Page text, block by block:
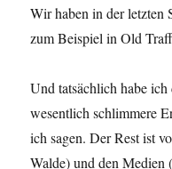
Wir haben in der letzten
zum Beispiel in Old
Und tatsächlich habe
wesentlich schlimmere
ich sagen. Der Rest ist
Walde) und den Medien